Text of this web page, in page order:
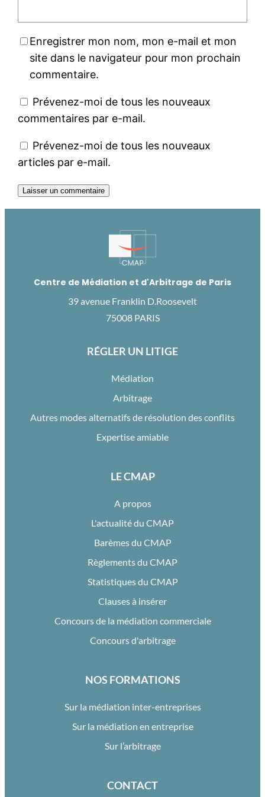
Enregistrer mon nom, mon e-mail et mon
site dans le navigateur pour mon prochain
commentaire.
Prévenez-moi de tous les nouveaux
commentaires par e-mail.
Prévenez-moi de tous les nouveaux
articles par e-mail.
Centre de Médiation et d'Arbitrage de Paris
39 avenue Franklin D.Roosevelt
75008 PARIS
RÉGLER UN LITIGE
Médiation
Arbitrage
Autres modes alternatifs de résolution des conflits
Expertise amiable
LE CMAP
A propos
L'actualité du CMAP
Barèmes du CMAP
Règlements du CMAP
Statistiques du CMAP
Clauses à insérer
Concours de la médiation commerciale
Concours d'arbitrage
NOS FORMATIONS
Sur la médiation inter-entreprises
Sur la médiation en entreprise
Sur l’arbitrage
CONTACT